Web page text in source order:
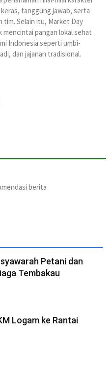
tanggung jawab, serta
tim. Selain itu, Market Day
pangan lokal sehat
Indonesia seperti umbi-
dan jajanan tradisional.
berita
Petani dan
Tembakau
Logam ke Rantai